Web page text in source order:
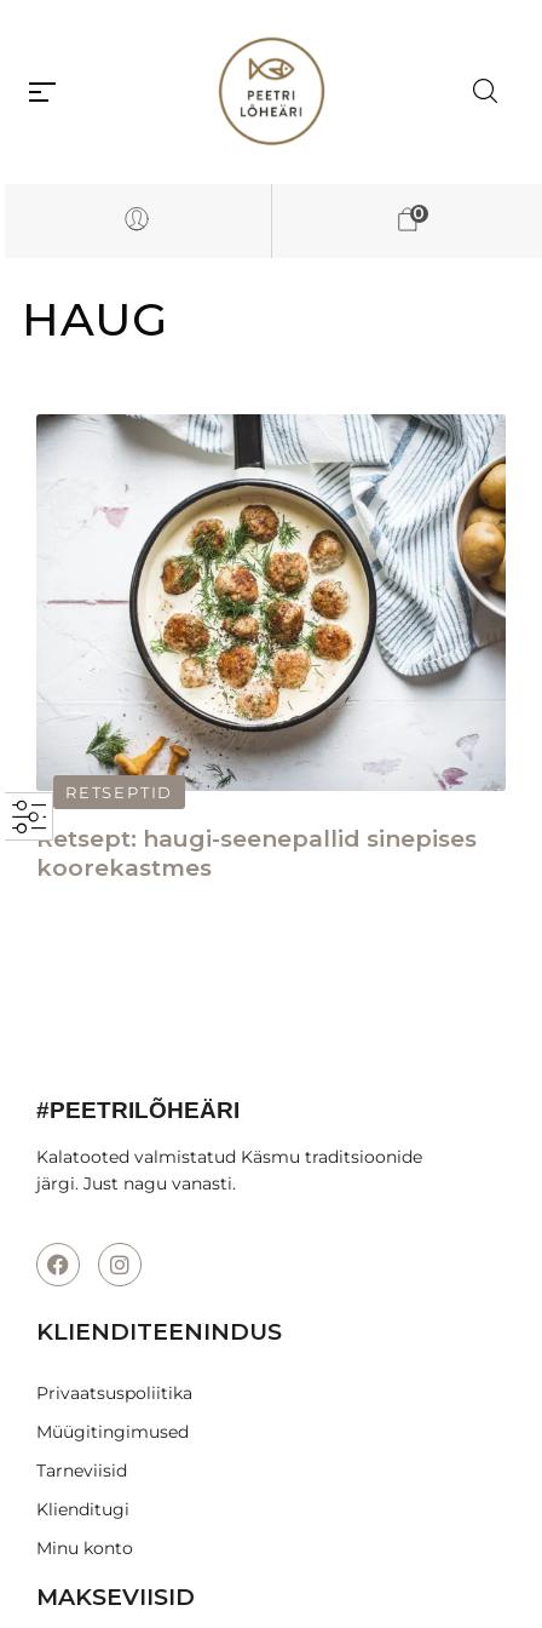
0
HAUG
RETSEPTID
Retsept: haugi-seenepallid sinepises
koorekastmes
#PEETRILÕHEÄRI
Kalatooted valmistatud Käsmu traditsioonide
järgi. Just nagu vanasti.
KLIENDITEENINDUS
Privaatsuspoliitika
Müügitingimused
Tarneviisid
Klienditugi
Minu konto
MAKSEVIISID